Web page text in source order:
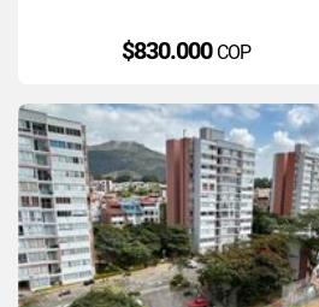
$830.000 COP